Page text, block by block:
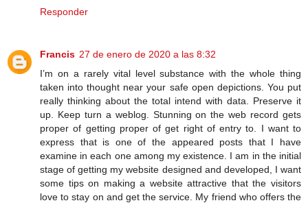
Responder
Francis 27 de enero de 2020 a las 8:32
I’m on a rarely vital level substance with the whole thing
taken into thought near your safe open depictions. You put
really thinking about the total intend with data. Preserve it
up. Keep turn a weblog. Stunning on the web record gets
proper of getting proper of get right of entry to. I want to
express that is one of the appeared posts that I have
examine in each one among my existence. I am in the initial
stage of getting my website designed and developed, I want
some tips on making a website attractive that the visitors
love to stay on and get the service. My friend who offers the